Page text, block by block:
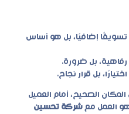
إضافيًا، بل هو أساس
بل ضرورة.
بل قرار نجاح.
الصحيح، أمام العميل
العمل مع شركة تحسين